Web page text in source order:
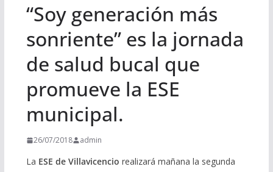
“Soy generación más
sonriente” es la jornada
de salud bucal que
promueve la ESE
municipal.
26/07/2018 admin
La ESE de Villavicencio realizará mañana la segunda